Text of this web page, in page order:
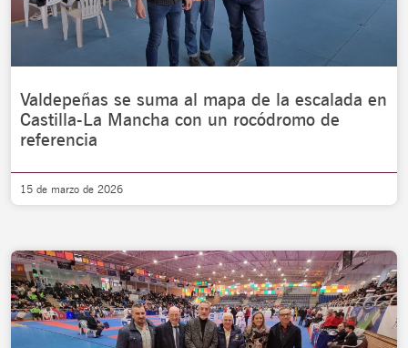
Valdepeñas se suma al mapa de la escalada en
Castilla-La Mancha con un rocódromo de
referencia
15 de marzo de 2026